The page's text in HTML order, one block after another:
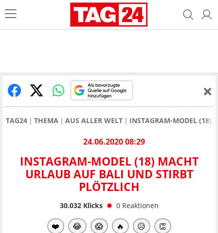
TAG24 THEMA AUS ALLER WELT INSTAGRAM-MODEL (18)
24.06.2020 08:29
INSTAGRAM-MODEL (18) MACHT
URLAUB AUF BALI UND STIRBT
PLÖTZLICH
30.032Klicks 0 Reaktionen
❤️ 😂 😱 🔥 😥 👏